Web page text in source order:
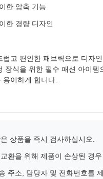
한 압축 기능
한 경량 디자인
럽고 편안한 패브릭으로 디자
장식을 위한 필수 패션 아이
이하게 합니다.
상품을 즉시 검사하십시오.
환을 위해 제품이 손상된 경
주소, 담당자 및 전화번호를